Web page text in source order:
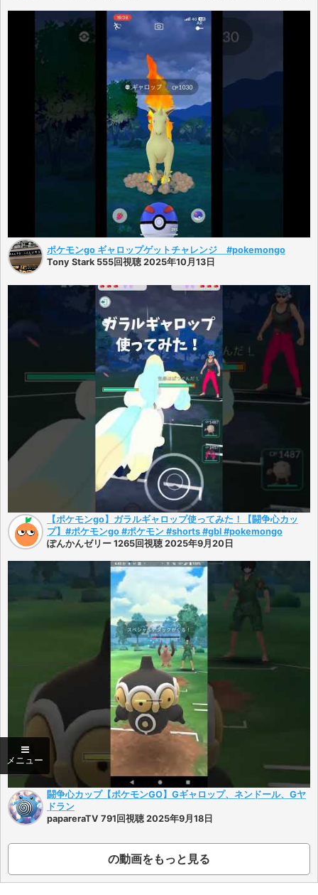
ポケモンgo ギャロップゲットチャレンジ #pokemongo
Tony Stark 555回視聴 2025年10月13日
【ポケモンgo】ガラルギャロップ使ってみた！【闘争心カッ
プ】#ポケモンgo #ポケモン #shorts #gbl #pokemongo
ぽんかんゼリー 1265回視聴 2025年9月20日
闘争心カップ【ポケモンGO】Gギャロップ、ネンドール、Gヤ
ドラン
papareraTV 791回視聴 2025年9月18日
の動画をもっと見る